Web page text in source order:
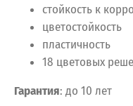
стойкость к
цветостойкость
пластичность
18 цветовых
Гарантия: до 10 лет